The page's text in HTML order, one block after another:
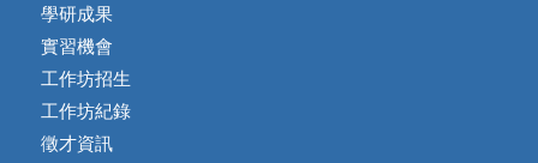
學研成果
實習機會
工作坊招生
工作坊紀錄
徵才資訊